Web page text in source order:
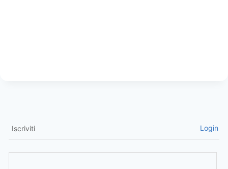
Iscriviti Login